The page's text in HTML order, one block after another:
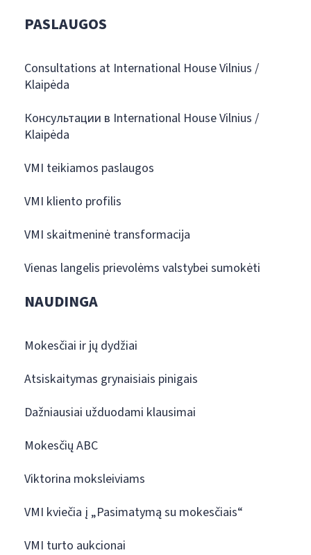
PASLAUGOS
Consultations at International House Vilnius /
Klaipėda
Консультации в International House Vilnius /
Klaipėda
VMI teikiamos paslaugos
VMI kliento profilis
VMI skaitmeninė transformacija
Vienas langelis prievolėms valstybei sumokėti
NAUDINGA
Mokesčiai ir jų dydžiai
Atsiskaitymas grynaisiais pinigais
Dažniausiai užduodami klausimai
Mokesčių ABC
Viktorina moksleiviams
VMI kviečia į „Pasimatymą su mokesčiais“
VMI turto aukcionai